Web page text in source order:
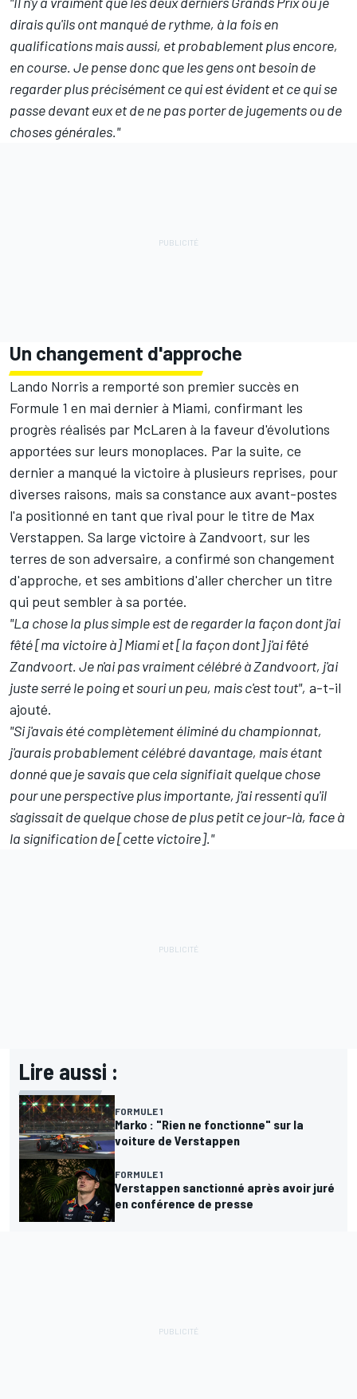
dirais qu'ils ont manqué de rythme, à la fois en
qualifications mais aussi, et probablement plus encore,
en course. Je pense donc que les gens ont besoin de
regarder plus précisément ce qui est évident et ce qui se
passe devant eux et de ne pas porter de jugements ou de
choses générales."
Un changement d'approche
Lando Norris a remporté son premier succès en
Formule 1 en mai dernier à Miami, confirmant les
progrès réalisés par McLaren à la faveur d'évolutions
apportées sur leurs monoplaces. Par la suite, ce
dernier a manqué la victoire à plusieurs reprises, pour
diverses raisons, mais sa constance aux avant-postes
l'a positionné en tant que rival pour le titre de Max
Verstappen. Sa large victoire à Zandvoort, sur les
terres de son adversaire, a confirmé son changement
d'approche, et ses ambitions d'aller chercher un titre
qui peut sembler à sa portée.
"La chose la plus simple est de regarder la façon dont j'ai
fêté [ma victoire à] Miami et [la façon dont] j'ai fêté
Zandvoort. Je n'ai pas vraiment célébré à Zandvoort, j'ai
juste serré le poing et souri un peu, mais c'est tout", a-t-il
ajouté.
"Si j'avais été complètement éliminé du championnat,
j'aurais probablement célébré davantage, mais étant
donné que je savais que cela signifiait quelque chose
pour une perspective plus importante, j'ai ressenti qu'il
s'agissait de quelque chose de plus petit ce jour-là, face à
la signification de [cette victoire]."
Lire aussi :
FORMULE 1
Marko : "Rien ne fonctionne" sur la
voiture de Verstappen
FORMULE 1
Verstappen sanctionné après avoir juré
en conférence de presse